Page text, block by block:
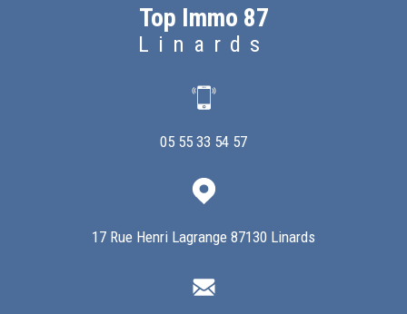
Top Immo 87
Linards
05 55 33 54 57
17 Rue Henri Lagrange 87130 Linards